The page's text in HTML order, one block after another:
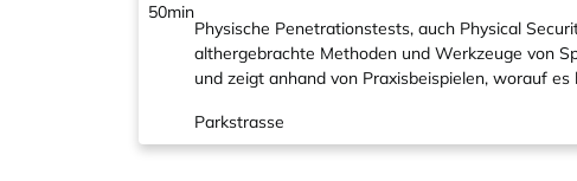
50min
Physische Penetrationstests, auch Physical
althergebrachte Methoden und Werkzeuge von
und zeigt anhand von Praxisbeispielen, worauf
Parkstrasse